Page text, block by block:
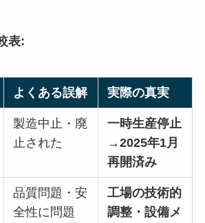
表:
よくある誤解 実際の真実
製造中止・廃
止された
一時生産停止
→2025年1月
再開済み
品質問題・安
全性に問題
工場の技術的
調整・設備メ